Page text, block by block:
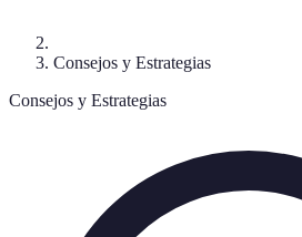
Consejos y Estrategias
Consejos y Estrategias